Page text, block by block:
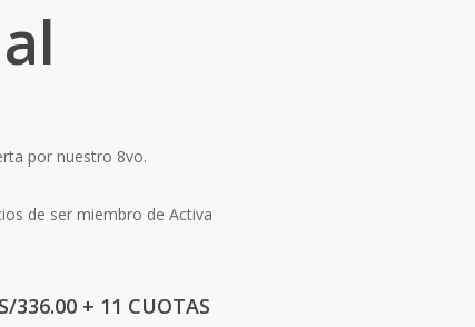
por nuestro 8vo.
de ser miembro de Activa
336.00 + 11 CUOTAS